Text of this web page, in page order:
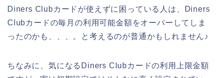
Diners Clubカードが使えずに困っている人は、Diners
Clubカードの毎月の利用可能金額をオーバーしてしま
ったのかも、、、。と考えるのが普通かもしれません♪
ちなみに、気になるDiners Clubカードの利用上限金額